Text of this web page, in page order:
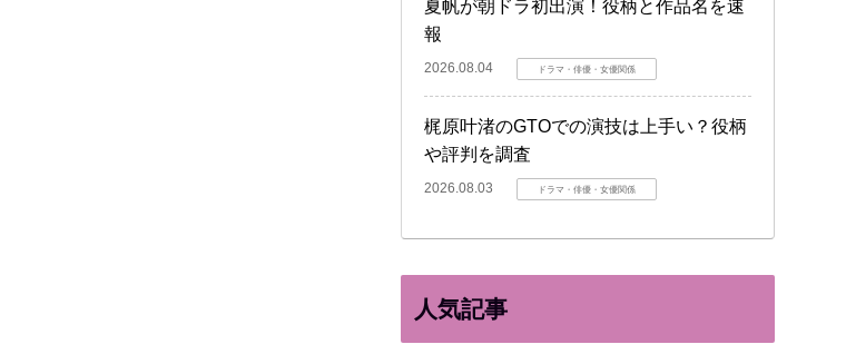
夏帆が朝ドラ初出演！役柄と作品名を速
報
2026.08.04 ドラマ・俳優・女優関係
梶原叶渚のGTOでの演技は上手い？役柄
や評判を調査
2026.08.03 ドラマ・俳優・女優関係
人気記事